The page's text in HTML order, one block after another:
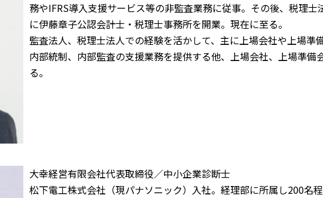
務やIFRS導入支援サービス等の非監査業務に従事。その後、税理士
に伊藤章子公認会計士・税理士事務所を開業。現在に至る。
監査法人、税理士法人での経験を活かして、主に上場会社や上場準
内部統制、内部監査の支援業務を提供する他、上場会社、上場準備
る。
大幸経営有限会社代表取締役／中小企業診断士
松下電工株式会社（現パナソニック）入社。経理部に所属し200名